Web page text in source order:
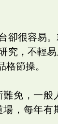
很容易
究，不輕
節操。
免，一般
，每年有